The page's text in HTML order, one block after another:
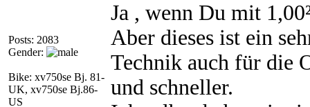
Posts: 2083
Gender:
Bike: xv750se Bj. 81-
UK, xv750se Bj.86-
US
Ja , wenn Du mit
Aber dieses ist ein
Technik auch für die
und schneller.